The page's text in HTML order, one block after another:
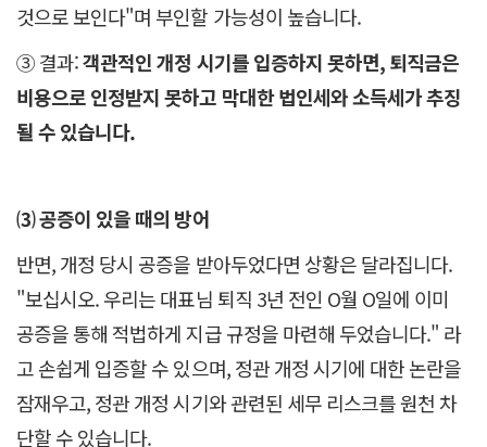
것으로 보인다"며 부인할 가능성이 높습니다.
③ 결과:객관적인 개정 시기를 입증하지 못하면, 퇴직금은
비용으로 인정받지 못하고 막대한 법인세와 소득세가 추징
될 수 있습니다.
⑶ 공증이 있을 때의 방어
반면, 개정 당시 공증을 받아두었다면 상황은 달라집니다.
"보십시오. 우리는 대표님 퇴직 3년 전인 O월 O일에 이미
공증을 통해 적법하게 지급 규정을 마련해 두었습니다." 라
고 손쉽게 입증할 수 있으며, 정관 개정 시기에 대한 논란을
잠재우고, 정관 개정 시기와 관련된 세무 리스크를 원천 차
단할 수 있습니다.